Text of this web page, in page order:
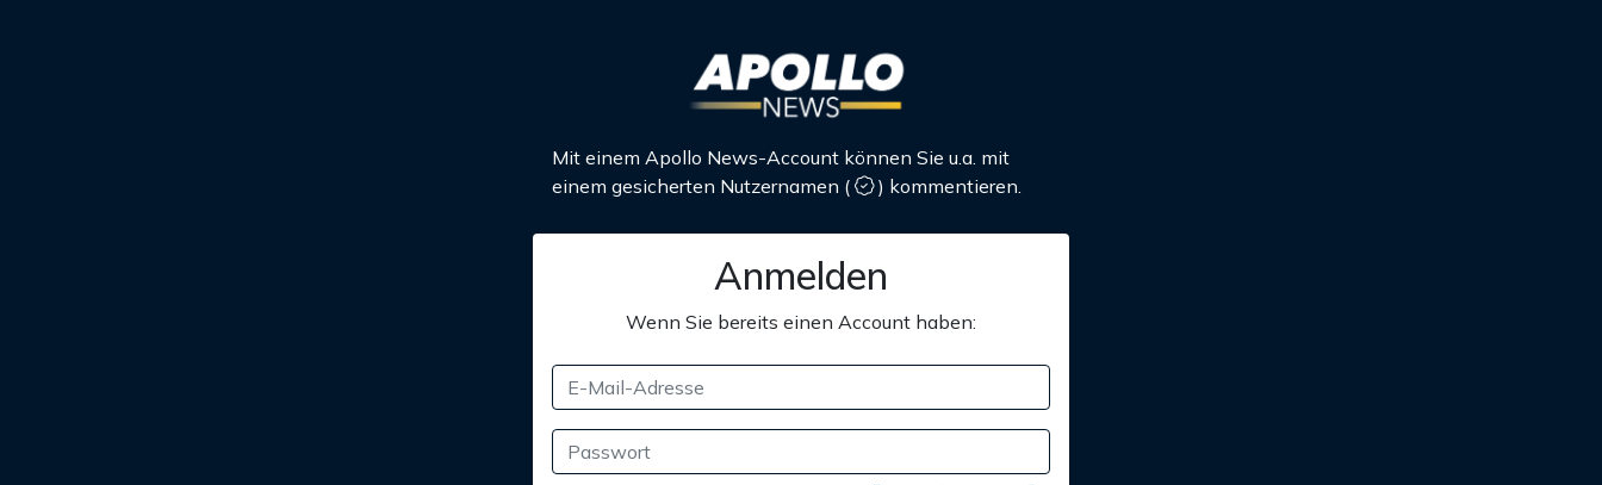
Mit einem Apollo News-Account können Sie u.a. mit
einem gesicherten Nutzernamen ( ) kommentieren.
Anmelden
Wenn Sie bereits einen Account haben: